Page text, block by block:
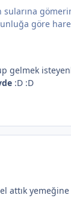
göre
gelmek
:D :D
attık